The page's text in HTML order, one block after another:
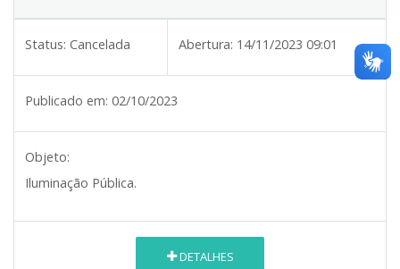
Status: Cancelada Abertura: 14/11/2023 09:01
Publicado em: 02/10/2023
Objeto:
Iluminação Pública.
DETALHES